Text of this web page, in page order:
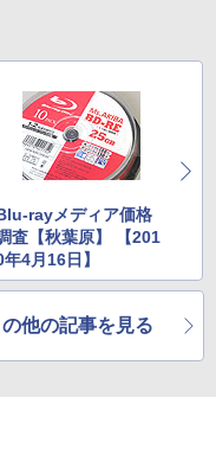
rayメディア価格
査【秋葉原】 【201
年4月16日】
他の記事を見る